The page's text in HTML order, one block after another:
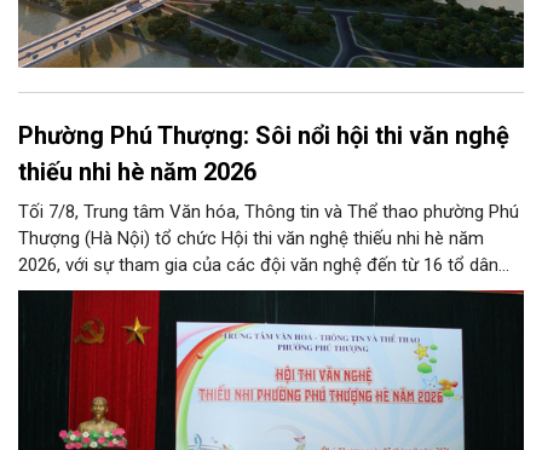
Phường Phú Thượng: Sôi nổi hội thi văn nghệ
thiếu nhi hè năm 2026
Tối 7/8, Trung tâm Văn hóa, Thông tin và Thể thao phường Phú
Thượng (Hà Nội) tổ chức Hội thi văn nghệ thiếu nhi hè năm
2026, với sự tham gia của các đội văn nghệ đến từ 16 tổ dân
phố trên địa bàn.